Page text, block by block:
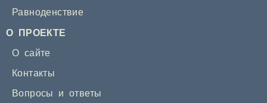
Равноденствие
О ПРОЕКТЕ
О сайте
Контакты
Вопросы и ответы